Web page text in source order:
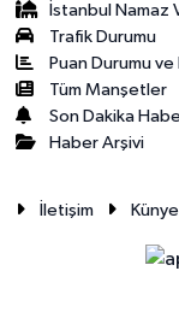
İstanbul Namaz
Trafik Durumu
Puan Durumu
Tüm Manşetler
Son Dakika
Haber Arşivi
İletişim Künye